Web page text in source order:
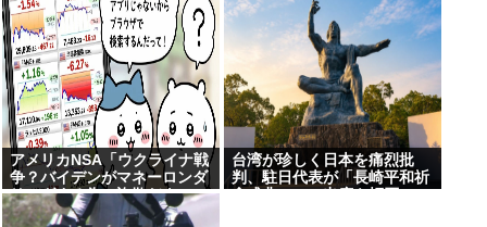
アメリカNSA「ウクライナ戦
争？バイデンがマネーロンダ
リングする為の詐欺だよ」
台湾が珍しく日本を痛烈批
判、駐日代表が「長崎平和祈
念式典」への出席を拒否